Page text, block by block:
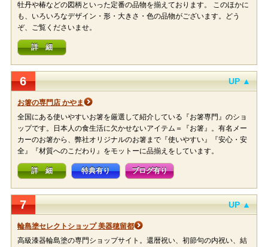
牡丹や椿などの図柄といった定番の品物を揃えております。 このほかに
も、いろいろなデザイン・形・大きさ・色の品物がございます。どう
ぞ、ご覧くださいませ。
詳 細
6 UP ▲
お箸の専門店 かやま
全国にある使いやすいお箸を厳選して紹介している『お箸専門』のショ
ップです。日本人の食生活に欠かせないアイテム＝『お箸』。有名メー
カーのお箸から、弊社オリジナルのお箸まで『使いやすい』『安心・安
全』『材質へのこだわり』をモットーに品揃えをしています。
詳 細 特典有り ブログ有り
7 UP ▲
輪島塗セレクトショップ 美器穂留都
高級漆器輪島塗の専門ショップサイト。還暦祝い、初節句の内祝い、結